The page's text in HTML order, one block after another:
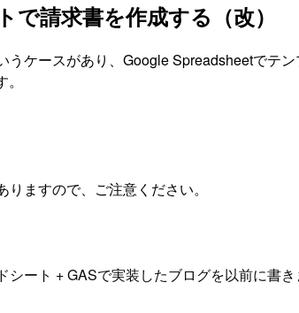
請求書を作成する（改）
ケースがあり、Google Spreadsheetでテ
ますので、ご注意ください。
ート + GASで実装したブログを以前に書